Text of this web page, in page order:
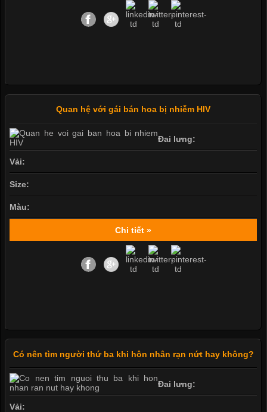
Quan hệ với gái bán hoa bị nhiễm HIV
Đai lưng:
Vải:
Size:
Màu:
Chi tiết »
Có nên tìm người thứ ba khi hôn nhân rạn nứt hay không?
Đai lưng:
Vải: